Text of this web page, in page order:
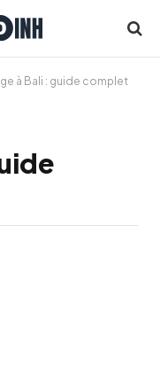
à Bali : guide complet